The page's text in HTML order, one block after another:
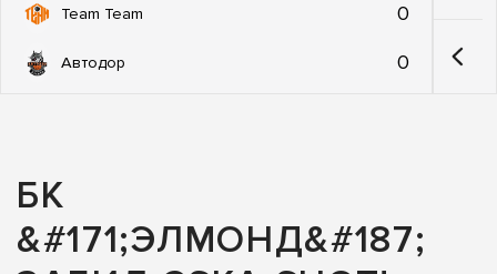
Team Team 0
Автодор 0
БК
&#171;ЭЛМОНД&#187;